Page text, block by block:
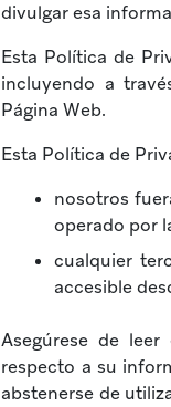
divulgar esa
Esta Política de
incluyendo a
Página Web.
Esta Política de
nosotros
operado por
cualquier
accesible
Asegúrese de
respecto a su
abstenerse de